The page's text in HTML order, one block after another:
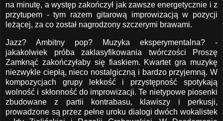
na minutę, a występ zakończył jak zawsze energetycznie i z
przytupem - tym razem gitarową improwizacją w pozycji
leżącej, za co został nagrodzony szczerymi brawami.
Jazz? Ambitny pop? Muzyka eksperymentalna? -
jakakolwiek próba zaklasyfikowania twórczości Proszę
Zamknąć zakończyłaby się fiaskiem. Kwartet gra muzykę
niezwykle ciepłą, nieco nostalgiczną i bardzo przyjemną. W
kompozycjach grupy lekkość i przystępność spotykają
wolność i skłonność do improwizacji. Te nietypowe piosenki
zbudowane z partii kontrabasu, klawiszy i perkusji,
prowadzone są przez pełne uroku dialogi dwóch wokalistek